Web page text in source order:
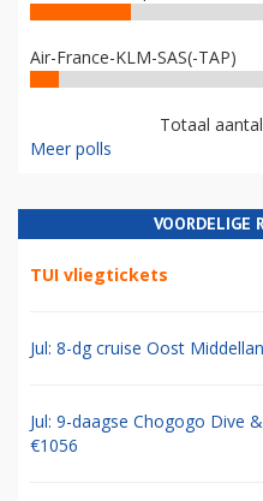
Air-France-KLM-SAS(-TAP)
Totaal
Meer polls
VOORDELIGE
TUI vliegtickets
Jul: 8-dg cruise Oost
Jul: 9-daagse Chogogo Dive
€1056